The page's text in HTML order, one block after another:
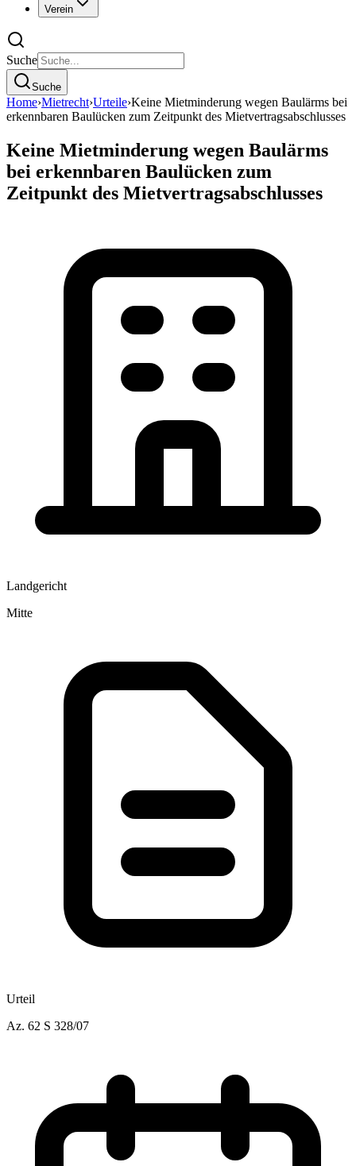
Verein
Suche
Suche
Home›Mietrecht›Urteile›Keine Mietminderung wegen Baulärms bei
erkennbaren Baulücken zum Zeitpunkt des Mietvertragsabschlusses
Keine Mietminderung wegen Baulärms
bei erkennbaren Baulücken zum
Zeitpunkt des Mietvertragsabschlusses
Landgericht
Mitte
Urteil
Az. 62 S 328/07